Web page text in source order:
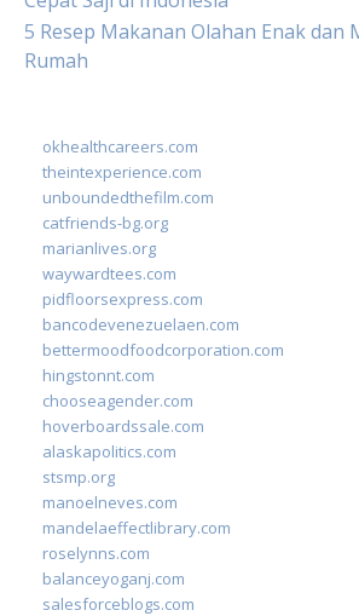
5 Resep Makanan Olahan Enak dan
Rumah
okhealthcareers.com
theintexperience.com
unboundedthefilm.com
catfriends-bg.org
marianlives.org
waywardtees.com
pidfloorsexpress.com
bancodevenezuelaen.com
bettermoodfoodcorporation.com
hingstonnt.com
chooseagender.com
hoverboardssale.com
alaskapolitics.com
stsmp.org
manoelneves.com
mandelaeffectlibrary.com
roselynns.com
balanceyoganj.com
salesforceblogs.com